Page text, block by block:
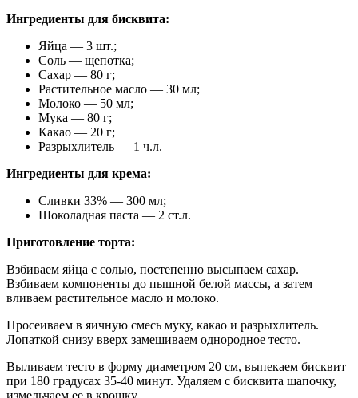
Ингредиенты для бисквита:
Яйца — 3 шт.;
Соль — щепотка;
Сахар — 80 г;
Растительное масло — 30 мл;
Молоко — 50 мл;
Мука — 80 г;
Какао — 20 г;
Разрыхлитель — 1 ч.л.
Ингредиенты для крема:
Сливки 33% — 300 мл;
Шоколадная паста — 2 ст.л.
Приготовление торта:
Взбиваем яйца с солью, постепенно высыпаем сахар.
Взбиваем компоненты до пышной белой массы, а затем
вливаем растительное масло и молоко.
Просеиваем в яичную смесь муку, какао и разрыхлитель.
Лопаткой снизу вверх замешиваем однородное тесто.
Выливаем тесто в форму диаметром 20 см, выпекаем бисквит
при 180 градусах 35-40 минут. Удаляем с бисквита шапочку,
измельчаем ее в крошку.